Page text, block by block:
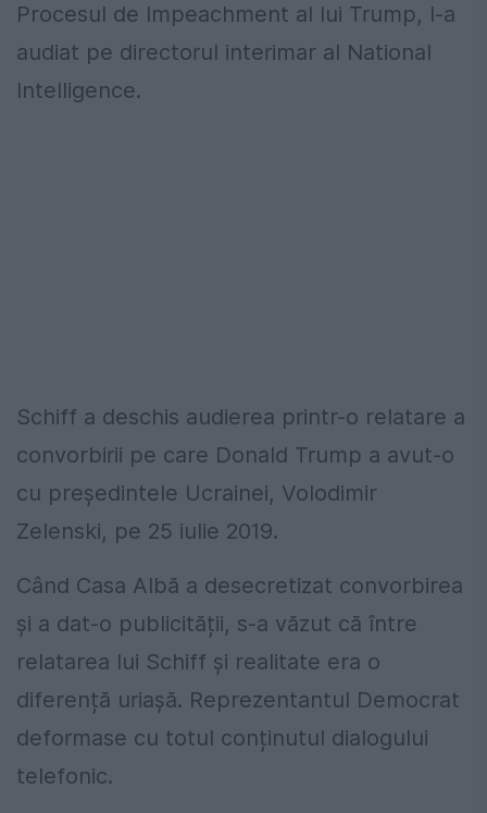
Procesul de Impeachment al lui Trump, l-a
audiat pe directorul interimar al National
Intelligence.
Schiff a deschis audierea printr-o relatare a
convorbirii pe care Donald Trump a avut-o
cu președintele Ucrainei, Volodimir
Zelenski, pe 25 iulie 2019.
Când Casa Albă a desecretizat convorbirea
și a dat-o publicității, s-a văzut că între
relatarea lui Schiff și realitate era o
diferență uriașă. Reprezentantul Democrat
deformase cu totul conținutul dialogului
telefonic.